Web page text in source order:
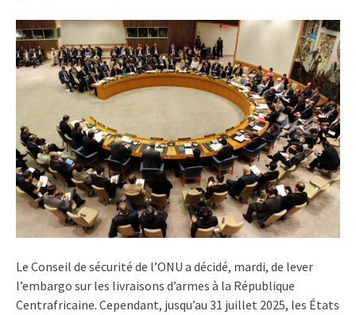
Le Conseil de sécurité de l’ONU a décidé, mardi, de lever
l’embargo sur les livraisons d’armes à la République
Centrafricaine. Cependant, jusqu’au 31 juillet 2025, les États